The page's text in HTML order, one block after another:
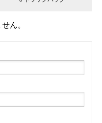
ん。